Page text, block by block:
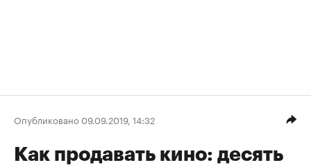
Опубликовано 09.09.2019, 14:32
Как продавать кино: десять